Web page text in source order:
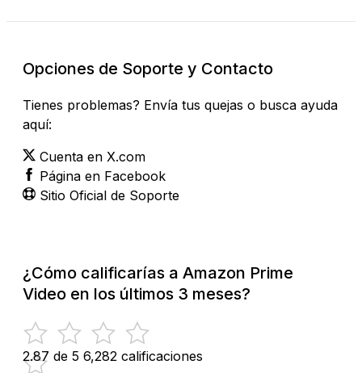
Opciones de Soporte y Contacto
Tienes problemas? Envía tus quejas o busca ayuda
aquí:
Cuenta en X.com
Página en Facebook
Sitio Oficial de Soporte
¿Cómo calificarías a Amazon Prime
Video en los últimos 3 meses?
2.87 de 5 6,282 calificaciones